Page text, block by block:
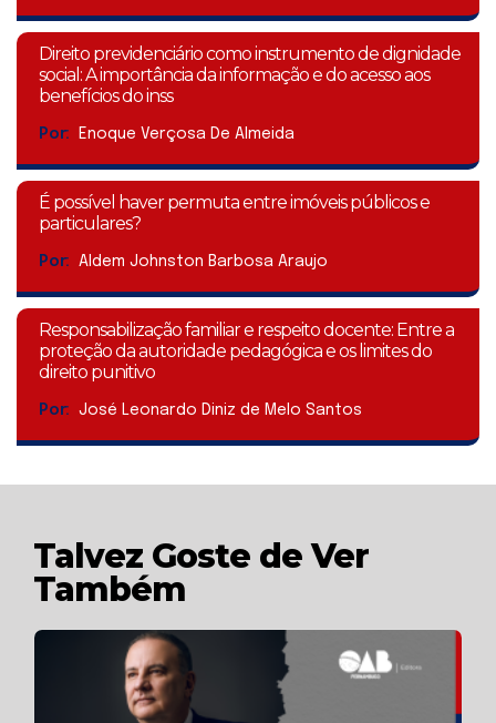
Direito previdenciário como instrumento de dignidade
social: A importância da informação e do acesso aos
benefícios do inss
Por: Enoque Verçosa De Almeida
É possível haver permuta entre imóveis públicos e
particulares?
Por: Aldem Johnston Barbosa Araujo
Responsabilização familiar e respeito docente: Entre a
proteção da autoridade pedagógica e os limites do
direito punitivo
Por: José Leonardo Diniz de Melo Santos
Talvez Goste de Ver
Também